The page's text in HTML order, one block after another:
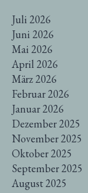
Juli 2026
Juni 2026
Mai 2026
April 2026
März 2026
Februar 2026
Januar 2026
Dezember 2025
November 2025
Oktober 2025
September 2025
August 2025